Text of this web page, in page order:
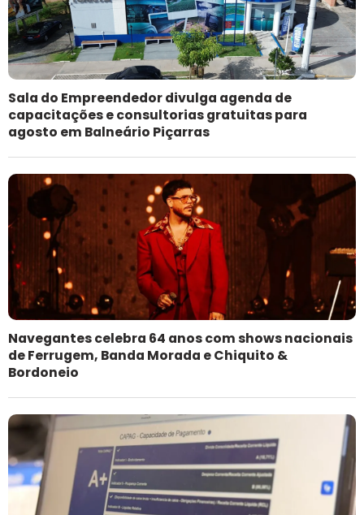
Sala do Empreendedor divulga agenda de
capacitações e consultorias gratuitas para
agosto em Balneário Piçarras
Navegantes celebra 64 anos com shows nacionais
de Ferrugem, Banda Morada e Chiquito &
Bordoneio